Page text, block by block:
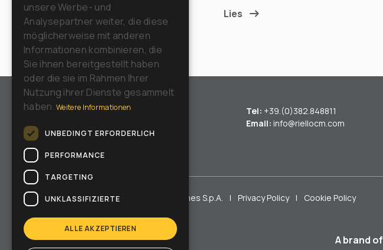
Lies
Tel: +39.(0)382.848811
Email:info@riellocm.com
Copyright © Riello Cleaning Machines S.p.A. | Privacy Policy | Cookie Policy
A brand of
unsere Werbe- und
Analysepartner weiter, die diese
möglicherweise mit anderen
Informationen kombinieren, die
Sie ihnen bereitgestellt haben
oder die sie im Rahmen Ihrer
Nutzung ihrer Dienste gesammelt
haben.Weitere Informationen
UNBEDINGT ERFORDERLICH
PERFORMANCE
TARGETING
UNKLASSIFIZIERTE
ALLE AKZEPTIEREN